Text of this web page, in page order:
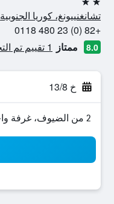
2 نجمتين
تشانغنييونغ، كوريا الجنوبية
+82 (0) 23 480 0118
8.0 ممتاز 1 تقييم تم التحقق منه
خ 13/8
2 من الضيوف، غرفة واحدة